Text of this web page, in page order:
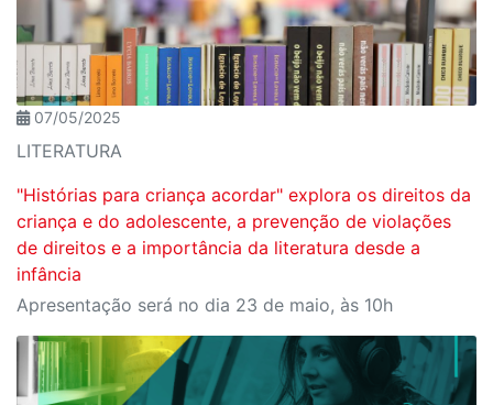
07/05/2025
LITERATURA
"Histórias para criança acordar" explora os direitos da
criança e do adolescente, a prevenção de violações
de direitos e a importância da literatura desde a
infância
Apresentação será no dia 23 de maio, às 10h